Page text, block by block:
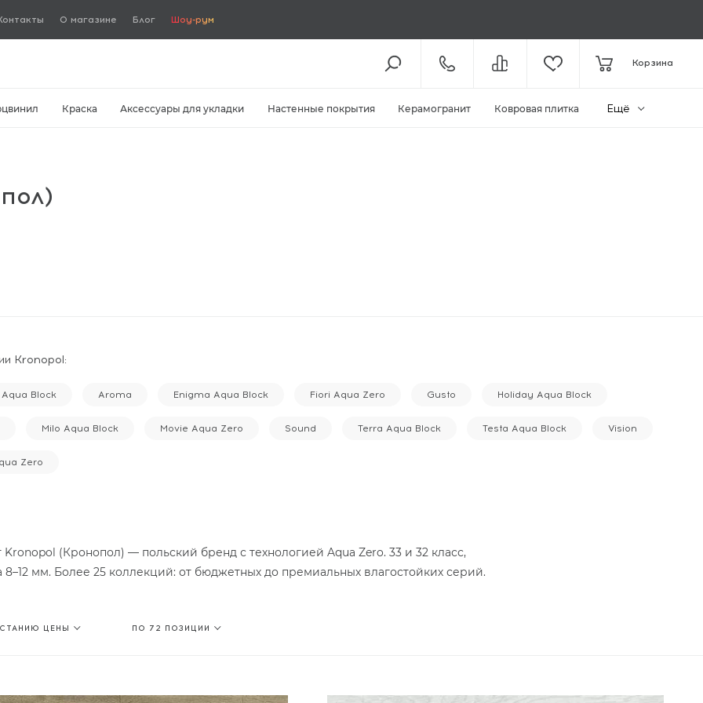
О магазине Блог Шоу-рум
8 (800) 301-61-43
КОЛЛ-ЦЕНТР / С 10:00
Корзина
Краска Аксессуары для укладки Настенные покрытия Керамогранит Ковровая плитка Ещё
Kronopol:
Block Aroma Enigma Aqua Block Fiori Aqua Zero Gusto Holiday Aqua Block
Milo Aqua Block Movie Aqua Zero Sound Terra Aqua Block Testa Aqua Block Vision
Zero
(Кронопол) — польский бренд с технологией Aqua Zero. 33 и 32 класс,
мм. Более 25 коллекций: от бюджетных до премиальных влагостойких серий.
ЦЕНЫ ПО 72 ПОЗИЦИИ